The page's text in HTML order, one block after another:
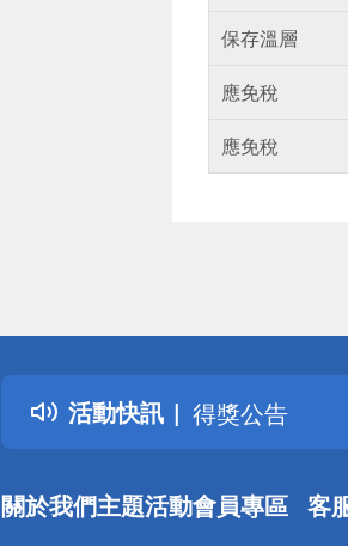
保存溫層
應免稅
應免稅
活動快訊
詐騙網頁！請
得獎公告
熱門話題
銀行優惠
詐騙網頁！請
關於我們主題活動會員專區 客